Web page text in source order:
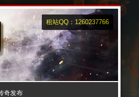
租站QQ：1260237766
奇发布